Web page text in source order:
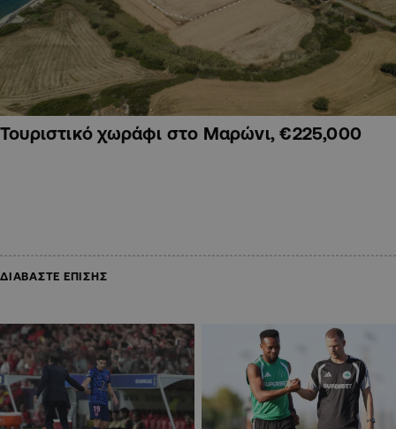
Τουριστικό χωράφι στο Μαρώνι, €225,000
ΔΙΑΒΑΣΤΕ ΕΠΙΣΗΣ